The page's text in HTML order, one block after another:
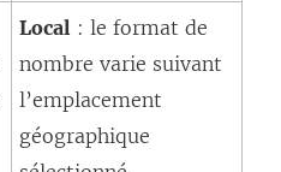
Local : le format de
nombre varie suivant
l’emplacement
géographique